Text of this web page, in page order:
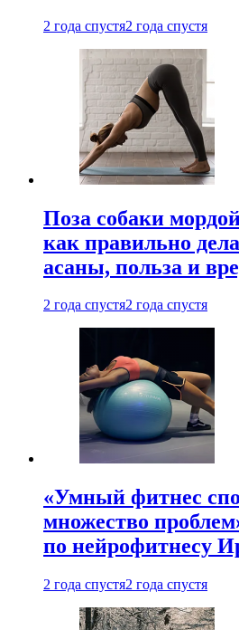
2 года спустя2 года спустя
Поза собаки
как правильно
асаны, польза и
2 года спустя2 года спустя
«Умный фитнес
множество
по нейрофитнесу
2 года спустя2 года спустя